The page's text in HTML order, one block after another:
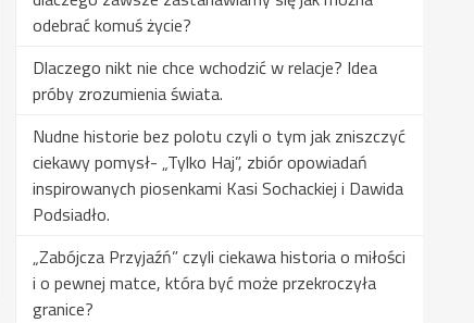
odebrać komuś życie?
Dlaczego nikt nie chce wchodzić w relacje? Idea
próby zrozumienia świata.
Nudne historie bez polotu czyli o tym jak zniszczyć
ciekawy pomysł- „Tylko Haj”, zbiór opowiadań
inspirowanych piosenkami Kasi Sochackiej i Dawida
Podsiadło.
„Zabójcza Przyjaźń” czyli ciekawa historia o miłości
i o pewnej matce, która być może przekroczyła
granice?